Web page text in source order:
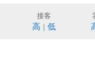
接客
高 低